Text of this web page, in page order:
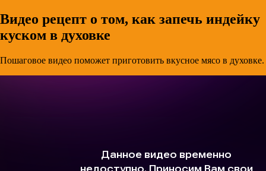
Видео рецепт о том, как запечь индейку
куском в духовке
Пошаговое видео поможет приготовить вкусное мясо в духовке.